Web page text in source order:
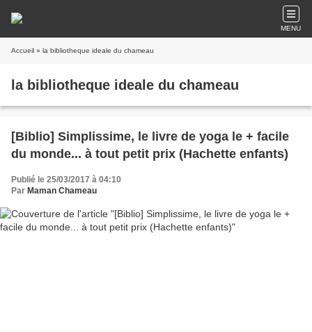
MENU
Accueil » la bibliotheque ideale du chameau
la bibliotheque ideale du chameau
[Biblio] Simplissime, le livre de yoga le + facile
du monde... à tout petit prix (Hachette enfants)
Publié le 25/03/2017 à 04:10
Par Maman Chameau